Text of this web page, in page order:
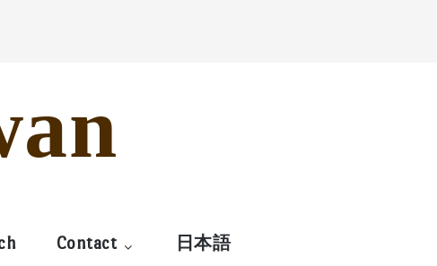
Contact 日本語